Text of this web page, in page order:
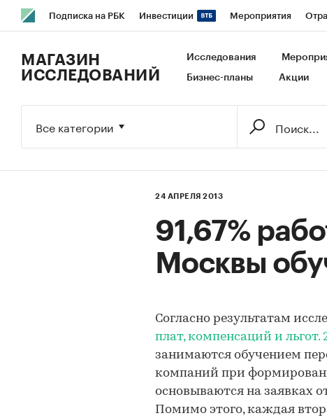
Подписка на РБК Инвестиции Мероприятия
Исследования Кредитные рейтинги Франшизы Газета
МАГАЗИН
ИССЛЕДОВАНИЙ
Исследования
Бизнес-планы Акции
Все категории
24 АПРЕЛЯ 2013
91,67%
Москвы
Согласно результатам
плат, компенсаций и льгот.
занимаются обучением
компаний при
основываются на заявках
Помимо этого, каждая